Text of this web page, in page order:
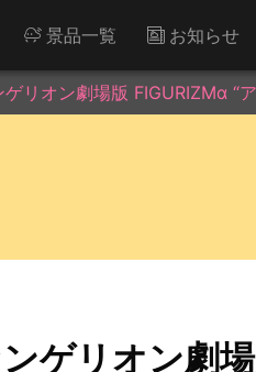
景品一覧 お知らせ
リオン劇場版 FIGURIZMα “
ゲリオン劇